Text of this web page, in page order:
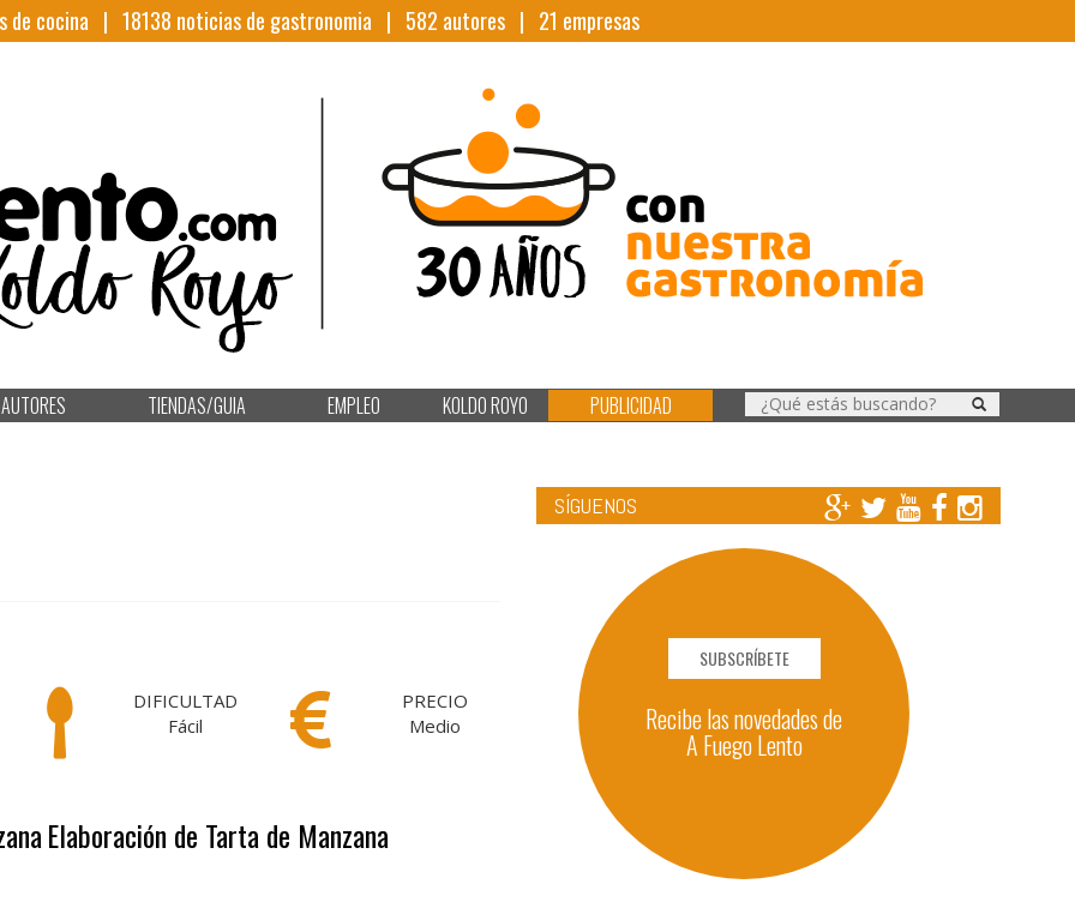
de cocina | 18138 noticias de gastronomia | 582 autores | 21 empresas
AUTORES TIENDAS/GUIA EMPLEO KOLDO ROYO PUBLICIDAD
DIFICULTAD
Fácil
PRECIO
Medio
Elaboración de Tarta de Manzana
SÍGUENOS
SUBSCRÍBETE
Recibe las novedades de
A Fuego Lento